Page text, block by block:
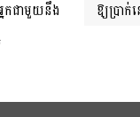
កជាមួយនឹង
ឱ្យប្រា